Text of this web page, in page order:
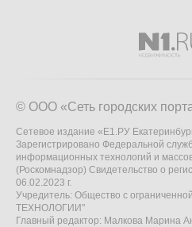
© ООО «Сеть городских
Сетевое издание «Е1.РУ
Зарегистрировано Федеральной
информационных технологий и
(Роскомнадзор) Свидетельство о
06.02.2023 г.
Учредитель: Общество с
ТЕХНОЛОГИИ"
Главный редактор: Малкова Марина